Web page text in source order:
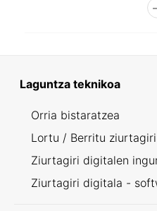
Laguntza teknikoa
Orria bistaratzea
Lortu / Berritu
Ziurtagiri digitalen
Ziurtagiri digitala -